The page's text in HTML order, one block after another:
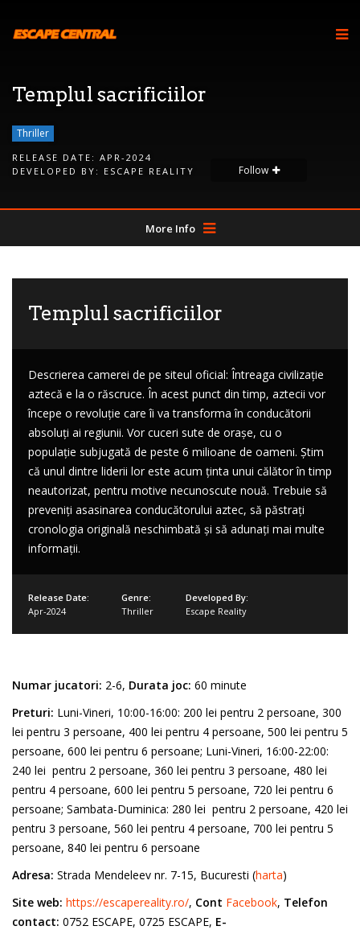
Templul sacrificiilor
Thriller
RELEASE DATE: APR-2024
DEVELOPED BY: ESCAPE REALITY Follow
More Info
Templul sacrificiilor
Descrierea camerei de pe siteul oficial: Întreaga civilizație
aztecă e la o răscruce. În acest punct din timp, aztecii vor
începe o revoluție care îi va transforma în conducătorii
absoluți ai regiunii. Vor cuceri sute de orașe, cu o
populație subjugată de peste 6 milioane de oameni. Știm
că unul dintre liderii lor este acum ținta unui călător în timp
neautorizat, pentru motive necunoscute nouă. Trebuie să
preveniți asasinarea conducătorului aztec, să păstrați
cronologia originală neschimbată și să adunați mai multe
informații.
Release Date:
Apr-2024
Genre:
Thriller
Developed By:
Escape Reality
Numar jucatori: 2-6, Durata joc: 60 minute
Preturi: Luni-Vineri, 10:00-16:00: 200 lei pentru 2 persoane, 300
lei pentru 3 persoane, 400 lei pentru 4 persoane, 500 lei pentru 5
persoane, 600 lei pentru 6 persoane; Luni-Vineri, 16:00-22:00:
240 lei pentru 2 persoane, 360 lei pentru 3 persoane, 480 lei
pentru 4 persoane, 600 lei pentru 5 persoane, 720 lei pentru 6
persoane; Sambata-Duminica: 280 lei pentru 2 persoane, 420 lei
pentru 3 persoane, 560 lei pentru 4 persoane, 700 lei pentru 5
persoane, 840 lei pentru 6 persoane
Adresa: Strada Mendeleev nr. 7-15, Bucuresti (harta)
Site web: https://escapereality.ro/, Cont Facebook, Telefon
contact: 0752 ESCAPE, 0725 ESCAPE, E-